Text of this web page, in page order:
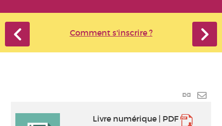
Comment s'inscrire ?
Lien
Livre numérique | PDF